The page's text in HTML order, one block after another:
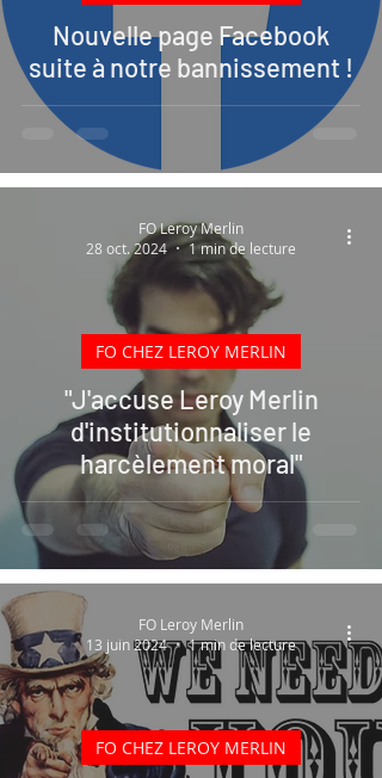
Nouvelle page Facebook
suite à notre bannissement !
"J'accuse Leroy Merlin
d'institutionnaliser le
harcèlement moral"
FO CHEZ LEROY MERLIN
FO Leroy Merlin
28 oct. 2024
1 min de lecture
FO CHEZ LEROY MERLIN
FO Leroy Merlin
13 juin 2024
1 min de lecture